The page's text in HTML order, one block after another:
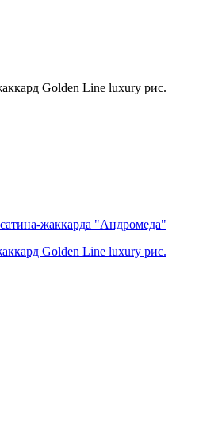
Golden Line luxury рис.
Golden Line luxury рис.